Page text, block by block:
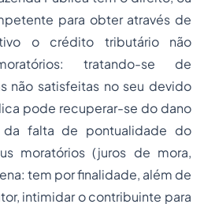
para obter através de
o crédito tributário não
tratando-se de
não satisfeitas no seu devido
pode recuperar-se do dano
da falta de pontualidade do
moratórios (juros de mora,
tem por finalidade, além de
intimidar o contribuinte para